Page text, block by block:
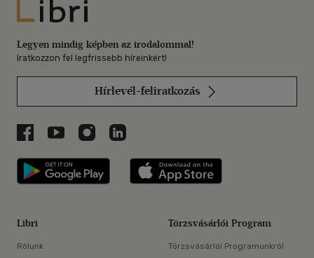
Libri
Legyen mindig képben az irodalommal!
Iratkozzon fel legfrissebb híreinkért!
Hírlevél-feliratkozás
Libri a Facebookon
Libri a Youtube-on
Libri az Instagramon
Libri a LinkedInen
Libri applikáció Szerezd meg: Google
Libri
Rólunk
Törzsvásárlói Program
Törzsvásárlói Programunkról